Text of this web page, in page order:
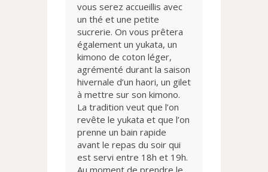
vous serez accueillis avec
un thé et une petite
sucrerie. On vous prêtera
également un yukata, un
kimono de coton léger,
agrémenté durant la saison
hivernale d’un haori, un gilet
à mettre sur son kimono.
La tradition veut que l’on
revête le yukata et que l’on
prenne un bain rapide
avant le repas du soir qui
est servi entre 18h et 19h.